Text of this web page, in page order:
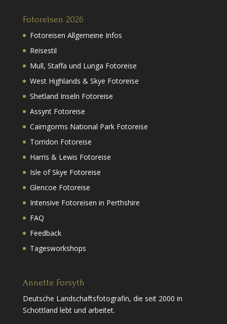
Fotoreisen 2026
Fotoreisen Allgemeine Infos
Reisestil
Mull, Staffa und Lunga Fotoreise
West Highlands & Skye Fotoreise
Shetland Inseln Fotoreise
Assynt Fotoreise
Cairngorms National Park Fotoreise
Torridon Fotoreise
Harris & Lewis Fotoreise
Isle of Skye Fotoreise
Glencoe Fotoreise
Intensive Fotoreisen in Perthshire
FAQ
Feedback
Tagesworkshops
Annette Forsyth
Deutsche Landschaftsfotografin, die seit 2000 in
Schottland lebt und arbeitet.